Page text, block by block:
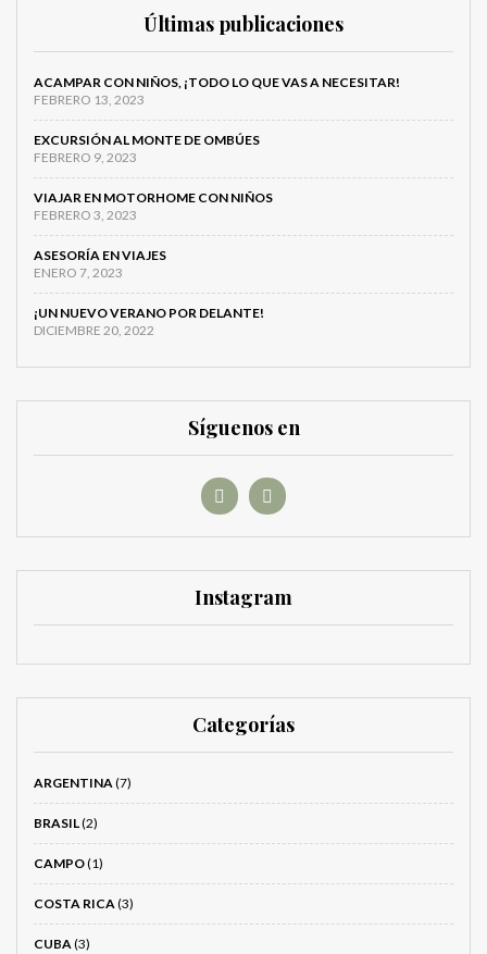
Últimas publicaciones
ACAMPAR CON NIÑOS, ¡TODO LO QUE VAS A NECESITAR!
FEBRERO 13, 2023
EXCURSIÓN AL MONTE DE OMBÚES
FEBRERO 9, 2023
VIAJAR EN MOTORHOME CON NIÑOS
FEBRERO 3, 2023
ASESORÍA EN VIAJES
ENERO 7, 2023
¡UN NUEVO VERANO POR DELANTE!
DICIEMBRE 20, 2022
Síguenos en
Instagram
Categorías
ARGENTINA(7)
BRASIL(2)
CAMPO(1)
COSTA RICA(3)
CUBA(3)